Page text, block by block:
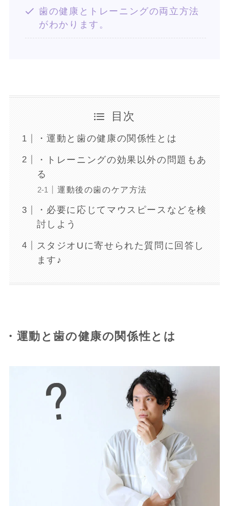
歯の健康とトレーニングの両立方法
がわかります。
目次
・運動と歯の健康の関係性とは
・トレーニングの効果以外の問題もあ
る
運動後の歯のケア方法
・必要に応じてマウスピースなどを検
討しよう
スタジオUに寄せられた質問に回答し
ます♪
・運動と歯の健康の関係性とは